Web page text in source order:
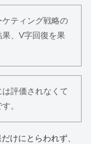
ティング戦略の
、V字回復を果
評価されなくて
。
けにとらわれず、